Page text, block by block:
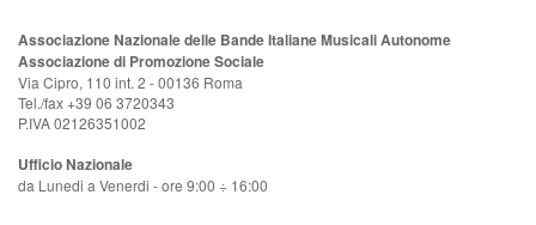
Associazione Nazionale delle Bande Italiane Musicali Autonome
Associazione di Promozione Sociale
Via Cipro, 110 int. 2 - 00136 Roma
Tel./fax +39 06 3720343
P.IVA 02126351002
Ufficio Nazionale
da Lunedi a Venerdi - ore 9:00 ÷ 16:00